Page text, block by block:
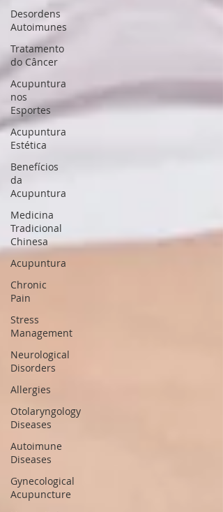
Desordens
Autoimunes
Tratamento
do Câncer
Acupuntura
nos
Esportes
Acupuntura
Estética
Benefícios
da
Acupuntura
Medicina
Tradicional
Chinesa
Acupuntura
Chronic
Pain
Stress
Management
Neurological
Disorders
Allergies
Otolaryngology
Diseases
Autoimune
Diseases
Gynecological
Acupuncture